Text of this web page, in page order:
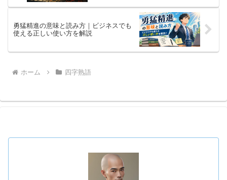
勇猛精進の意味と読み方｜ビジネスでも
使える正しい使い方を解説
ホーム 四字熟語